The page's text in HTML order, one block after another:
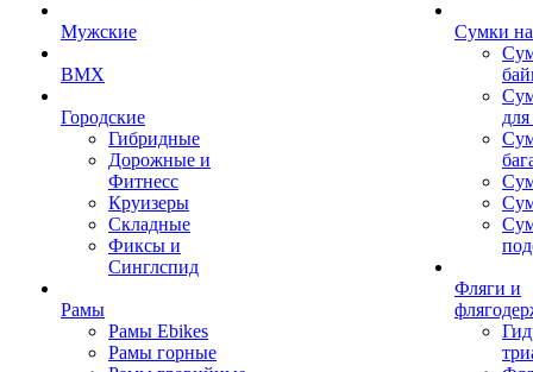
Мужские
BMX
Городские
Гибридные
Дорожные и
Фитнесс
Круизеры
Складные
Фиксы и
Синглспид
Рамы
Рамы Ebikes
Рамы горные
Сумки
Фляги и